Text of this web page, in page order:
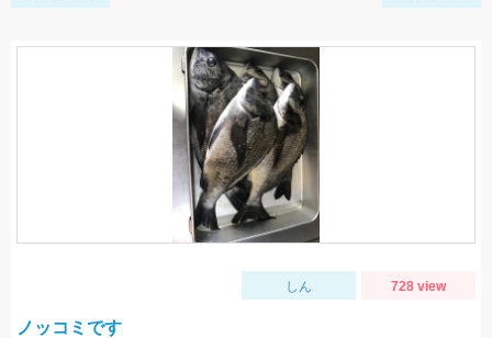
しん 728 view
ノッコミです